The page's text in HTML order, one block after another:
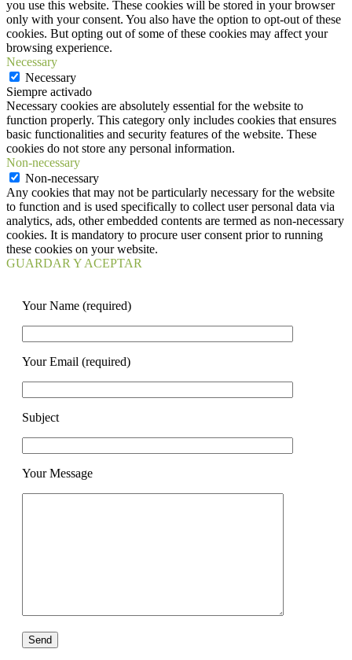
you use this website. These cookies will be stored in your browser
only with your consent. You also have the option to opt-out of these
cookies. But opting out of some of these cookies may affect your
browsing experience.
Necessary
Necessary
Siempre activado
Necessary cookies are absolutely essential for the website to
function properly. This category only includes cookies that ensures
basic functionalities and security features of the website. These
cookies do not store any personal information.
Non-necessary
Non-necessary
Any cookies that may not be particularly necessary for the website
to function and is used specifically to collect user personal data via
analytics, ads, other embedded contents are termed as non-necessary
cookies. It is mandatory to procure user consent prior to running
these cookies on your website.
GUARDAR Y ACEPTAR
Your Name (required)
Your Email (required)
Subject
Your Message